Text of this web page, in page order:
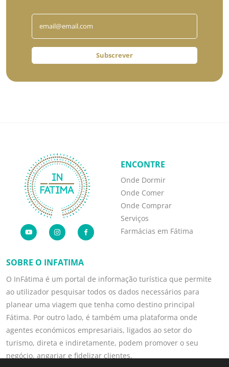
Subscrever
SOBRE O INFATIMA
O InFátima é um portal de informação turística que permite
ao utilizador pesquisar todos os dados necessários para
planear uma viagem que tenha como destino principal
Fátima. Por outro lado, é também uma plataforma onde
agentes económicos empresariais, ligados ao setor do
turismo, direta e indiretamente, podem promover o seu
negócio, angariar e fidelizar clientes.
ENCONTRE
Onde Dormir
Onde Comer
Onde Comprar
Serviços
Farmácias em Fátima